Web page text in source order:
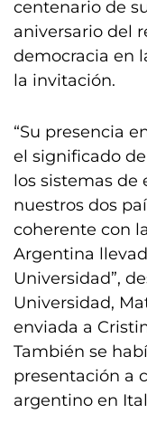
centenario de
aniversario del
democracia en
la invitación.
“Su presencia
el significado
los sistemas de
nuestros dos
coherente con
Argentina
Universidad”,
Universidad,
enviada a
También se
presentación a
argentino en